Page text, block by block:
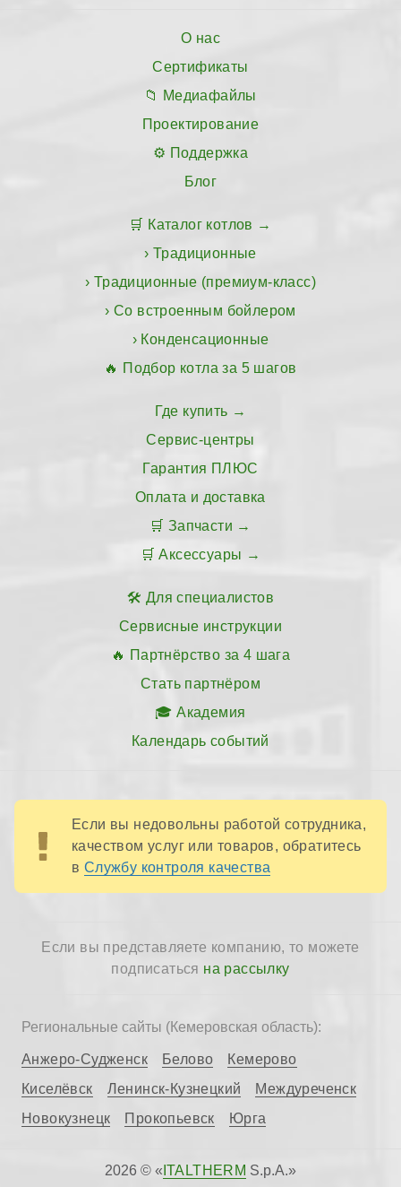
О нас
Сертификаты
Медиафайлы
Проектирование
Поддержка
Блог
Каталог котлов
Традиционные
Традиционные (премиум-класс)
Со встроенным бойлером
Конденсационные
Подбор котла за 5 шагов
Где купить
Сервис-центры
Гарантия ПЛЮС
Оплата и доставка
Запчасти
Аксессуары
Для специалистов
Сервисные инструкции
Партнёрство за 4 шага
Стать партнёром
Академия
Календарь событий
Если вы недовольны работой сотрудника,
качеством услуг или товаров, обратитесь
в Службу контроля качества
Если вы представляете компанию, то можете
подписаться на рассылку
Региональные сайты (Кемеровская область):
Анжеро-Судженск Белово
Кемерово
Киселёвск
Ленинск-Кузнецкий
Междуреченск
Новокузнецк
Прокопьевск Юрга
2026 © « ITALTHERM S.p.A.»